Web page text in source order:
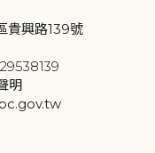
貴興路139號
明